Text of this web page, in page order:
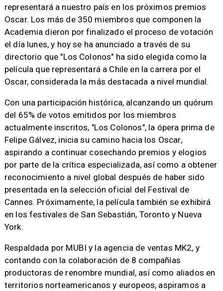
representará a nuestro país en los próximos premios
Oscar. Los más de 350 miembros que componen la
Academia dieron por finalizado el proceso de votación
el día lunes, y hoy se ha anunciado a través de su
directorio que "Los Colonos" ha sido elegida como la
película que representará a Chile en la carrera por el
Oscar, considerada la más destacada a nivel mundial.
Con una participación histórica, alcanzando un quórum
del 65% de votos emitidos por los miembros
actualmente inscritos, "Los Colonos", la ópera prima de
Felipe Gálvez, inicia su camino hacia los Oscar,
aspirando a continuar cosechando premios y elogios
por parte de la crítica especializada, así como a obtener
reconocimiento a nivel global después de haber sido
presentada en la selección oficial del Festival de
Cannes. Próximamente, la película también se exhibirá
en los festivales de San Sebastián, Toronto y Nueva
York.
Respaldada por MUBI y la agencia de ventas MK2, y
contando con la colaboración de 8 compañías
productoras de renombre mundial, así como aliados en
territorios norteamericanos y europeos, aspiramos a